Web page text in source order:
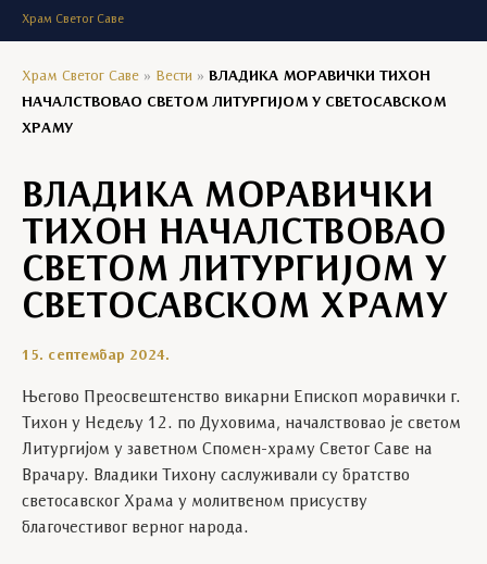
Храм Светог Саве
Храм Светог Саве » Вести » ВЛАДИКА МОРАВИЧКИ ТИХОН
НАЧАЛСТВОВАО СВЕТОМ ЛИТУРГИЈОМ У СВЕТОСАВСКОМ
ХРАМУ
ВЛАДИКА МОРАВИЧКИ
ТИХОН НАЧАЛСТВОВАО
СВЕТОМ ЛИТУРГИЈОМ У
СВЕТОСАВСКОМ ХРАМУ
15. септембар 2024.
Његово Преосвештенство викарни Епископ моравички г.
Тихон у Недељу 12. по Духовима, началствовао је светом
Литургијом у заветном Спомен-храму Светог Саве на
Врачару. Владики Тихону саслуживали су братство
светосавског Храма у молитвеном присуству
благочестивог верног народа.